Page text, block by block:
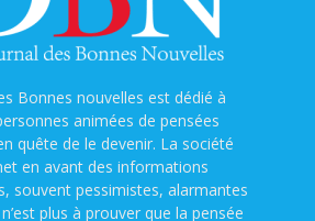
Bonnes nouvelles est dédié à
animées de pensées
quête de le devenir. La société
en avant des informations
souvent pessimistes, alarmantes
plus à prouver que la pensée